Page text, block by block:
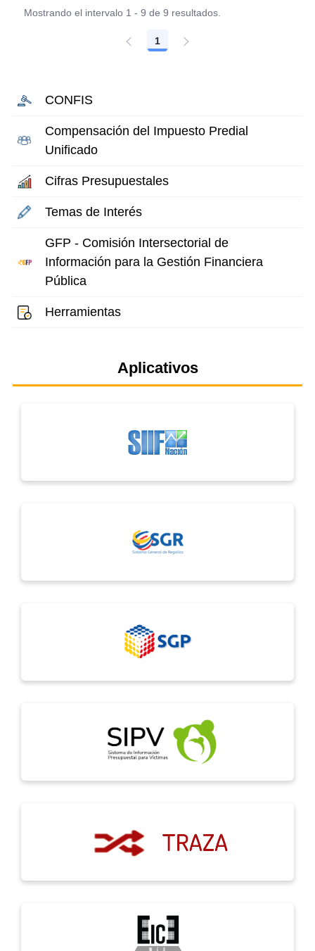
Mostrando el intervalo 1 - 9 de 9 resultados.
Página
1
CONFIS
Compensación del Impuesto Predial
Unificado
Cifras Presupuestales
Temas de Interés
GFP - Comisión Intersectorial de
Información para la Gestión Financiera
Pública
Herramientas
Aplicativos